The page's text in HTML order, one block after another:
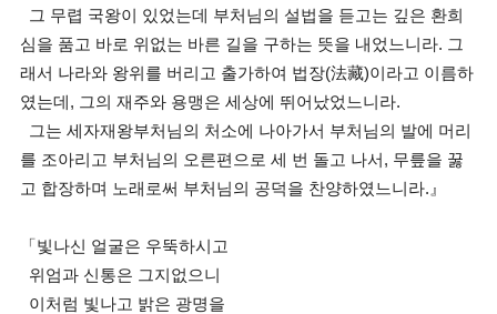
그 무렵 국왕이 있었는데 부처님의 설법을 듣고는 깊은 환희
심을 품고 바로 위없는 바른 길을 구하는 뜻을 내었느니라. 그
래서 나라와 왕위를 버리고 출가하여 법장(法藏)이라고 이름하
였는데, 그의 재주와 용맹은 세상에 뛰어났었느니라.
그는 세자재왕부처님의 처소에 나아가서 부처님의 발에 머리
를 조아리고 부처님의 오른편으로 세 번 돌고 나서, 무릎을 꿇
고 합장하며 노래로써 부처님의 공덕을 찬양하였느니라.』
「빛나신 얼굴은 우뚝하시고
위엄과 신통은 그지없으니
이처럼 빛나고 밝은 광명을